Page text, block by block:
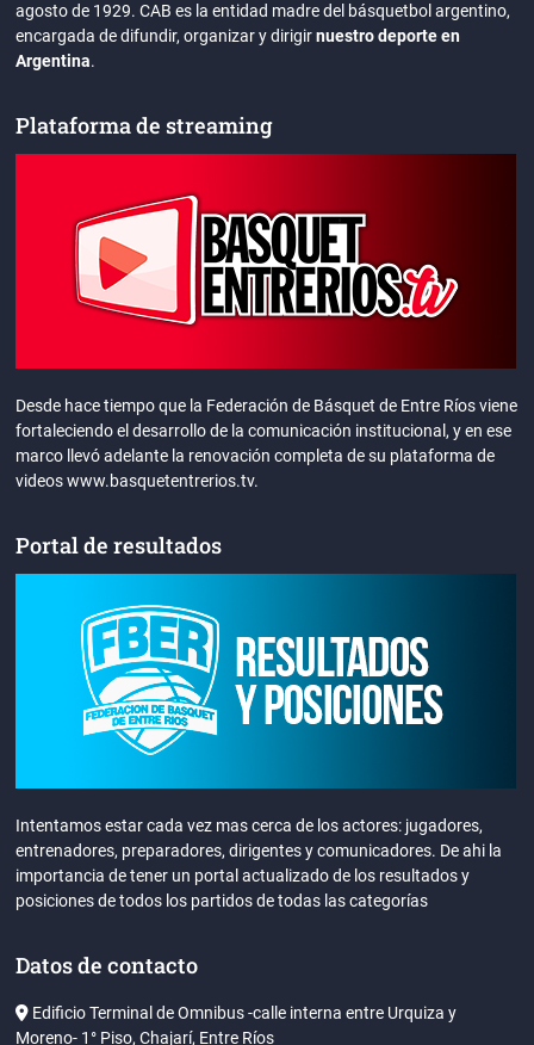
agosto de 1929. CAB es la entidad madre del básquetbol argentino,
encargada de difundir, organizar y dirigirnuestro deporte en
Argentina.
Plataforma de streaming
Desde hace tiempo que la Federación de Básquet de Entre Ríos viene
fortaleciendo el desarrollo de la comunicación institucional, y en ese
marco llevó adelante la renovación completa de su plataforma de
videos www.basquetentrerios.tv.
Portal de resultados
Intentamos estar cada vez mas cerca de los actores: jugadores,
entrenadores, preparadores, dirigentes y comunicadores. De ahi la
importancia de tener un portal actualizado de los resultados y
posiciones de todos los partidos de todas las categorías
Datos de contacto
Edificio Terminal de Omnibus -calle interna entre Urquiza y
Moreno- 1° Piso, Chajarí, Entre Ríos